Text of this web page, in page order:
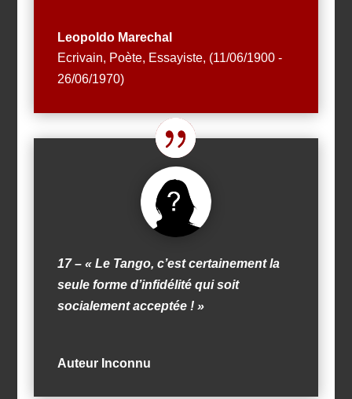
Leopoldo Marechal
Ecrivain, Poète, Essayiste, (11/06/1900 -
26/06/1970)
17 – « Le Tango, c’est certainement la
seule forme d’infidélité qui soit
socialement acceptée ! »
Auteur Inconnu